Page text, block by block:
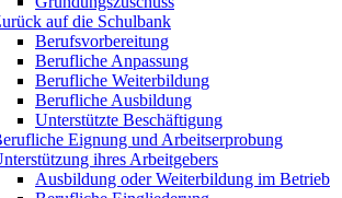
auf die Schulbank
Berufsvorbereitung
Berufliche Anpassung
Berufliche Weiterbildung
Berufliche Ausbildung
Unterstützte Beschäftigung
Eignung und Arbeitserprobung
ihres Arbeitgebers
Ausbildung oder Weiterbildung im Betrieb